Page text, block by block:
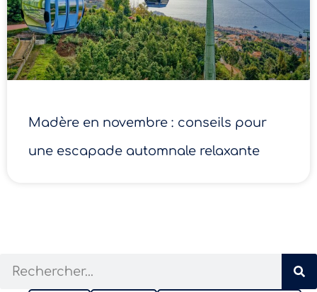
Madère en novembre : conseils pour
une escapade automnale relaxante